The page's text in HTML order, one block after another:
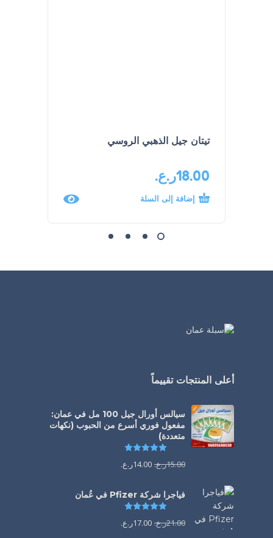
تيتان جيل الذهبي الروسي
18.00ر.ع.
إضافة إلى السلة
أعلى المنتجات تقييماً
سيالس أورال جيل 100 مل في عمان:
مفعول فوري أسرع من الحبوب (نكهات
متعددة)
15.00ر.ع. 14.00ر.ع.
فياجرا شركة Pfizer في عُمان
21.00ر.ع. 17.00ر.ع.